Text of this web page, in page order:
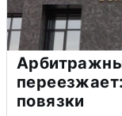
повязки